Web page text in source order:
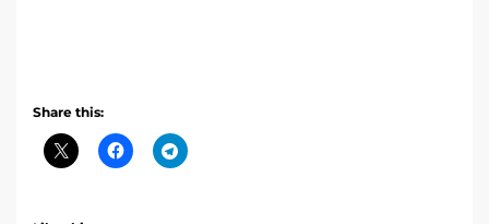
Share this: